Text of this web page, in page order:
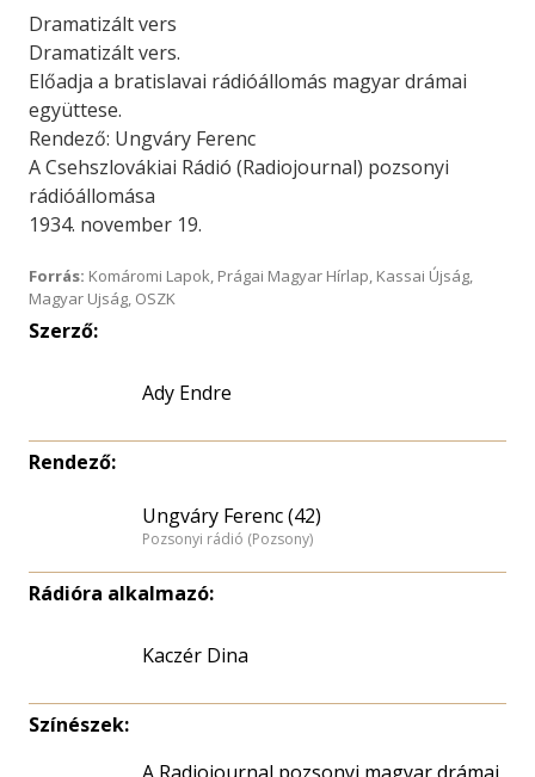
Dramatizált vers
Dramatizált vers.
Előadja a bratislavai rádióállomás magyar drámai
együttese.
Rendező: Ungváry Ferenc
A Csehszlovákiai Rádió (Radiojournal) pozsonyi
rádióállomása
1934. november 19.
Forrás: Komáromi Lapok, Prágai Magyar Hírlap, Kassai Újság,
Magyar Ujság, OSZK
Szerző:
Ady Endre
Rendező:
Ungváry Ferenc (42)
Pozsonyi rádió (Pozsony)
Rádióra alkalmazó:
Kaczér Dina
Színészek: